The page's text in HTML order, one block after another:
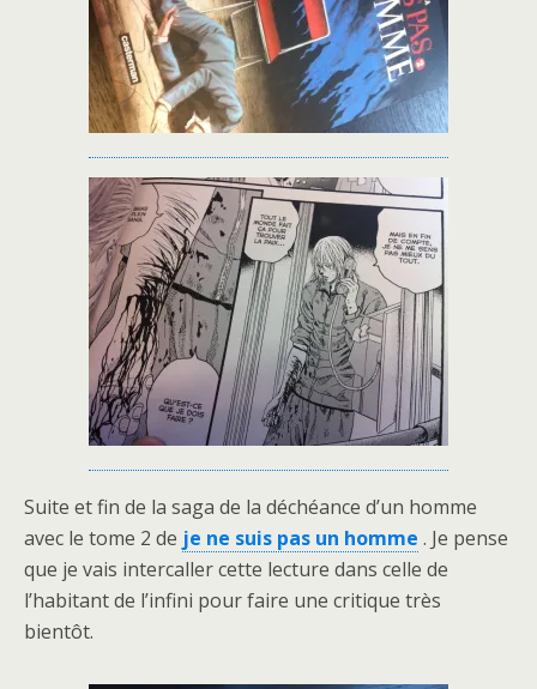
Suite et fin de la saga de la déchéance d’un homme
avec le tome 2 de je ne suis pas un homme . Je pense
que je vais intercaller cette lecture dans celle de
l’habitant de l’infini pour faire une critique très
bientôt.